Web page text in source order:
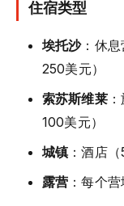
住宿类型
埃托沙：休
250美元）
索苏斯维莱：
100美元）
城镇 ：酒店
露营 ：每个